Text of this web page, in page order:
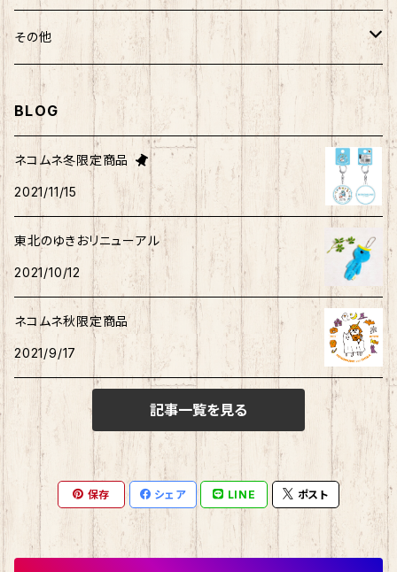
ばつ丸
マイメロディ
けろっぴ
タキシードサム
こぎみゅん
ウィッシュミーメル
リトルツインスターズ
あひるのペックル
おさるのもんきち
マロンクリーム
みんなのたあ坊
コロコロくりりん
マッチョシリーズ
もちシリーズ
旅するマメしば
旅カワウソ・しばいぬ
むすび丸
秋田犬
ご当地ハムスター
しばっころ
ポプテピピック
楽天ゴールデンイーグルス×もちシリーズ
サンリオ×ご当地ベア
むすび丸
ホヤぼーや
キティ
ネコムネandシバ
ご当地ハムスター
わさお
むすび丸
ネコムネandシバ
わさお
むすび丸
ネコムネ
ゆきお
おそ松さん
サンリオキャラクター他
むすび丸
ミニオン
わさお
ネコムネandシバ
靴下
ルームシューズ
パーカー・トレーナー
マグネット
クリアファイル
ステッカー
ピンバッチ
御朱印帳
ノート
缶バッチ
消しゴム
スライド缶
福袋
その他
トートバック
その他雑貨
ホヤぼーや
ボクサーパンツ
マスク
アクリルスタンド
BLOG
ネコムネ冬限定商品
2021/11/15
東北のゆきおリニューアル
2021/10/12
ネコムネ秋限定商品
2021/9/17
記事一覧を見る
保存 シェア LINE ポスト